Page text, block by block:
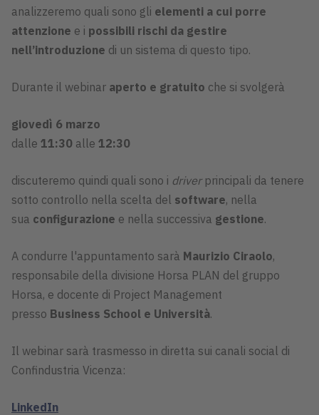
analizzeremo quali sono gli elementi a cui porre
attenzione e i possibili rischi da gestire
nell’introduzione di un sistema di questo tipo.
Durante il webinar aperto e gratuito che si svolgerà
giovedì 6 marzo
dalle 11:30 alle 12:30
discuteremo quindi quali sono i driverprincipali da tenere
sotto controllo nella scelta del software, nella
sua configurazione e nella successiva gestione.
A condurre l'appuntamento sarà Maurizio Ciraolo,
responsabile della divisione Horsa PLAN del gruppo
Horsa, e docente di Project Management
presso Business School e Università.
Il webinar sarà trasmesso in diretta sui canali social di
Confindustria Vicenza:
LinkedIn